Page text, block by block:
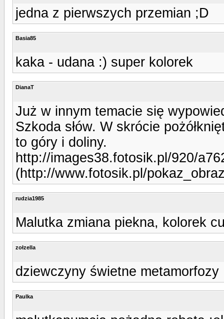
jedna z pierwszych przemian ;D
Basia85
kaka - udana :) super kolorek
DianaT
Już w innym temacie się
Szkoda słów. W skrócie
to góry i doliny.
http://images38.fotosik.pl/920/
(http://www.fotosik.pl/
rudzia1985
Malutka zmiana piekna, kolorek
zołzella
dziewczyny świetne metamorfozy
Paulka